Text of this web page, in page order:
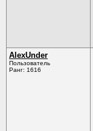
AlexUnder
Пользователь
Ранг: 1616